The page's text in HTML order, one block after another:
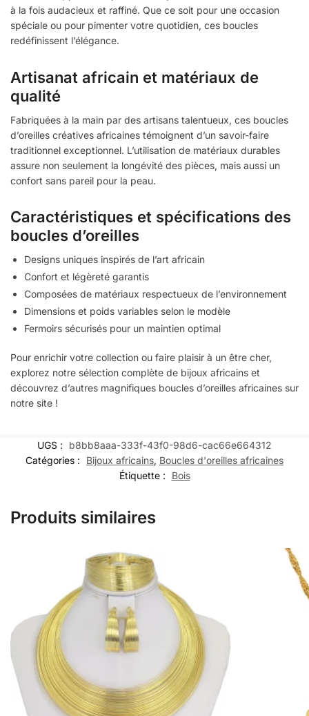
à la fois audacieux et raffiné. Que ce soit pour une occasion
spéciale ou pour pimenter votre quotidien, ces boucles
redéfinissent l’élégance.
Artisanat africain et matériaux de
qualité
Fabriquées à la main par des artisans talentueux, ces boucles
d’oreilles créatives africaines témoignent d’un savoir-faire
traditionnel exceptionnel. L’utilisation de matériaux durables
assure non seulement la longévité des pièces, mais aussi un
confort sans pareil pour la peau.
Caractéristiques et spécifications des
boucles d’oreilles
Designs uniques inspirés de l’art africain
Confort et légèreté garantis
Composées de matériaux respectueux de l’environnement
Dimensions et poids variables selon le modèle
Fermoirs sécurisés pour un maintien optimal
Pour enrichir votre collection ou faire plaisir à un être cher,
explorez notre sélection complète de bijoux africains et
découvrez d’autres magnifiques boucles d’oreilles africaines sur
notre site !
UGS :
b8bb8aaa-333f-43f0-98d6-cac66e664312
Catégories :
Bijoux africains, Boucles d'oreilles africaines
Étiquette :
Bois
Produits similaires